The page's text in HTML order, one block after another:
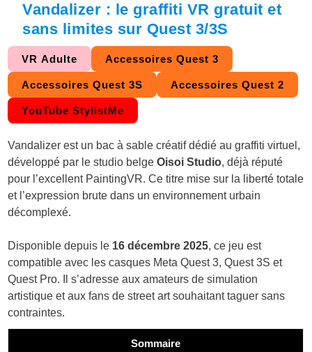
Vandalizer : le graffiti VR gratuit et
sans limites sur Quest 3/3S
VR Adulte Accessoires Quest 3
Accessoires Quest 3S Accessoires Quest 2
YouTube StylistMe
Vandalizer est un bac à sable créatif dédié au graffiti virtuel,
développé par le studio belgeOisoi Studio, déjà réputé
pour l’excellent PaintingVR. Ce titre mise sur la liberté totale
et l’expression brute dans un environnement urbain
décomplexé.
Disponible depuis le 16 décembre 2025, ce jeu est
compatible avec les casques Meta Quest 3, Quest 3S et
Quest Pro. Il s’adresse aux amateurs de simulation
artistique et aux fans de street art souhaitant taguer sans
contraintes.
Sommaire